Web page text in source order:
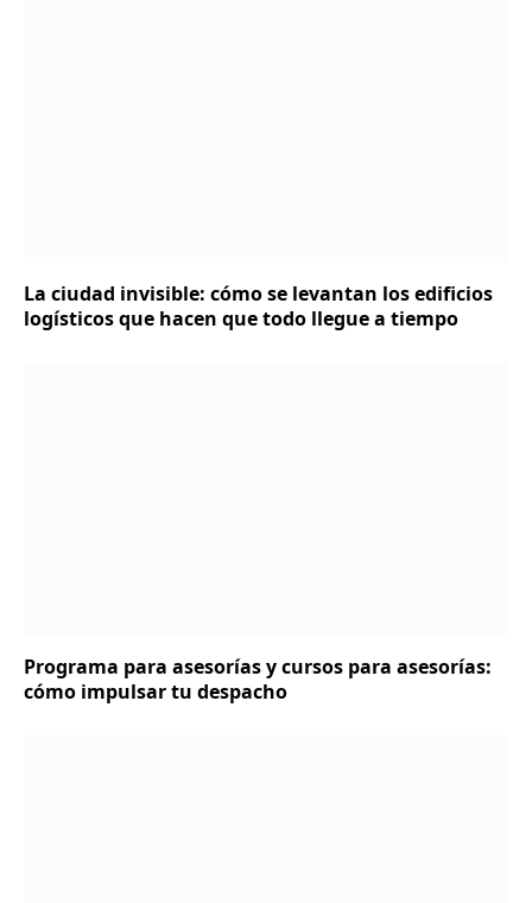
La ciudad invisible: cómo se levantan los edificios
logísticos que hacen que todo llegue a tiempo
Programa para asesorías y cursos para asesorías:
cómo impulsar tu despacho